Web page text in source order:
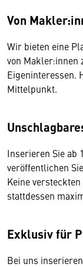
Von
Wir bieten eine
von Makler:innen
Eigeninteressen.
Mittelpunkt.
Inserieren Sie ab
veröffentlichen
Keine
stattdessen
Exklusiv für
Bei uns